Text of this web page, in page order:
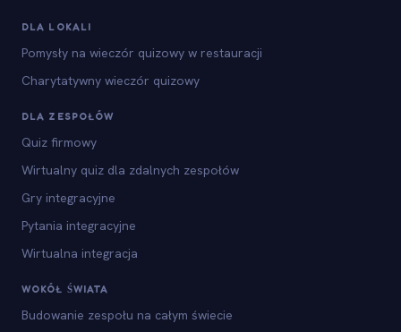
DLA LOKALI
Pomysły na wieczór quizowy w restauracji
Charytatywny wieczór quizowy
DLA ZESPOŁÓW
Quiz firmowy
Wirtualny quiz dla zdalnych zespołów
Gry integracyjne
Pytania integracyjne
Wirtualna integracja
WOKÓŁ ŚWIATA
Budowanie zespołu na całym świecie